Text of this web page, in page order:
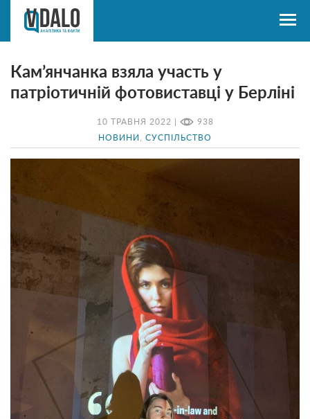
10 ТРАВНЯ 2022 | 938
НОВИНИ СУСПІЛЬСТВО
Кам’янчанка взяла участь у
патріотичній фотовиставці у Берліні